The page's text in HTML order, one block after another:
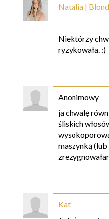
Natalia |
Niektórzy
ryzykowała. :)
Anonimowy
ja chwalę
śliskich
maszynką (lub
Kat